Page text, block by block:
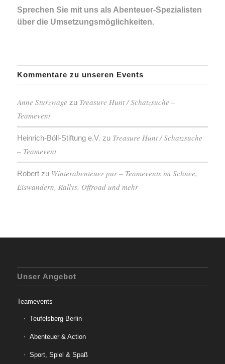
Sprechen Sie mit uns als Abenteuer-Spezialisten
über die Umsetzungsmöglichkeiten.
Kommentare zu unseren Events
Anne Sturzwage zu Treasure Hunt / Schatzsuche –
Teamevent
Heinrich-Böll-Stiftung e.V. zu Treasure Hunt / Schatzsuche
– Teamevent
Robertzu Winterabenteuer pur – Teamevents im Schnee,
Eiswandern, Rallys, Offroad und mehr
Unser Angebot
Teamevents
Teufelsberg Berlin
Abenteuer & Action
Sport, Spiel & Spaß